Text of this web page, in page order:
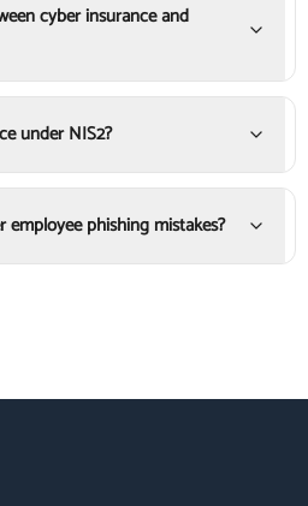
cyber insurance and
under NIS2?
employee phishing mistakes?